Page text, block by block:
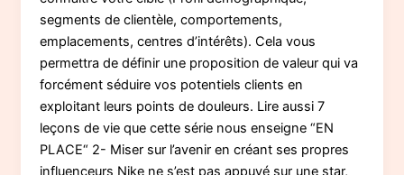
segments de clientèle, comportements,
emplacements, centres d’intérêts). Cela vous
permettra de définir une proposition de valeur qui va
forcément séduire vos potentiels clients en
exploitant leurs points de douleurs. Lire aussi 7
leçons de vie que cette série nous enseigne “EN
PLACE“ 2- Miser sur l’avenir en créant ses propres
influenceurs Nike ne s’est pas appuyé sur une star,